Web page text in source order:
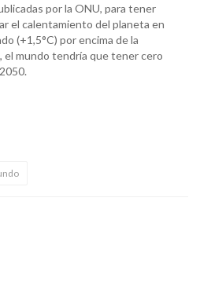
por la ONU, para tener
el calentamiento del planeta en
(+1,5°C) por encima de la
el mundo tendría que tener cero